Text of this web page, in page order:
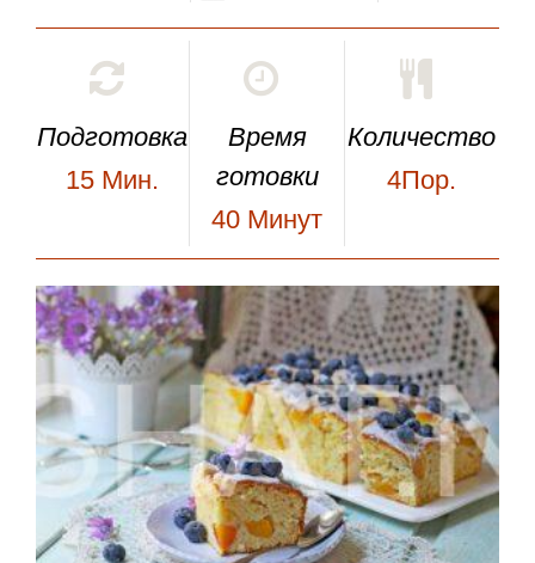
Подготовка
15 Мин.
Время
готовки
40 Минут
Количество
4Пор.